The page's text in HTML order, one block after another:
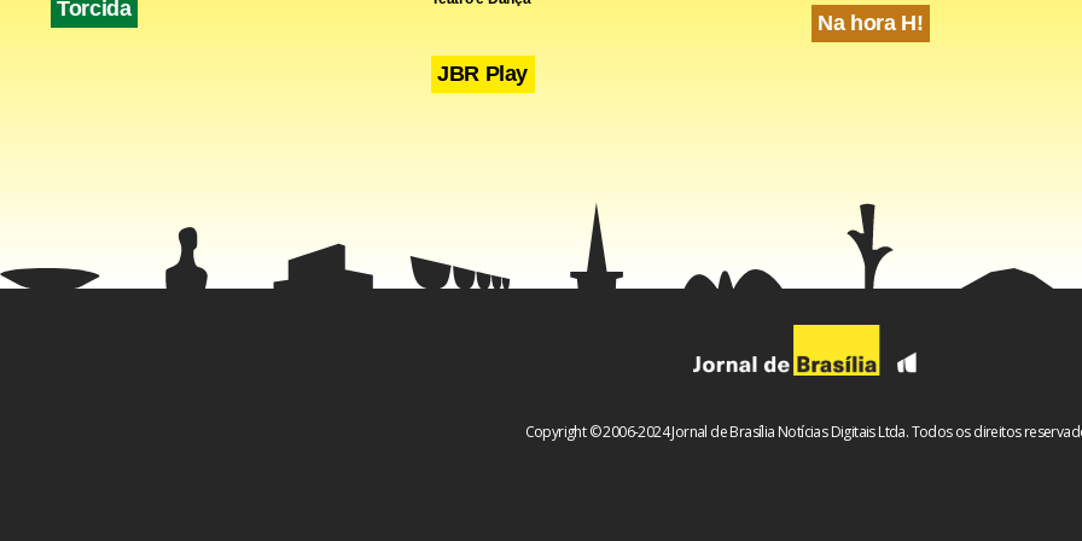
Torcida
JBR Play
Na hora H!
Copyright © 2006-2024 Jornal de Brasília Notícias Digitais Ltda. Todos os direitos